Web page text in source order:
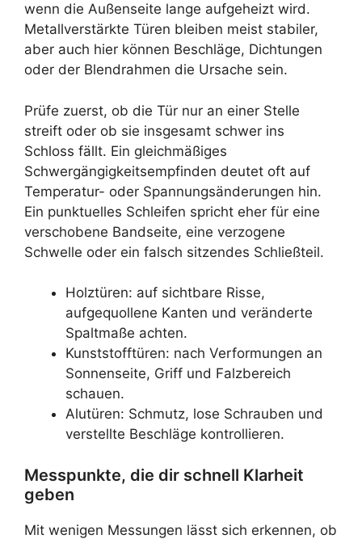
wenn die Außenseite lange aufgeheizt wird.
Metallverstärkte Türen bleiben meist stabiler,
aber auch hier können Beschläge, Dichtungen
oder der Blendrahmen die Ursache sein.
Prüfe zuerst, ob die Tür nur an einer Stelle
streift oder ob sie insgesamt schwer ins
Schloss fällt. Ein gleichmäßiges
Schwergängigkeitsempfinden deutet oft auf
Temperatur- oder Spannungsänderungen hin.
Ein punktuelles Schleifen spricht eher für eine
verschobene Bandseite, eine verzogene
Schwelle oder ein falsch sitzendes Schließteil.
Holztüren: auf sichtbare Risse,
aufgequollene Kanten und veränderte
Spaltmaße achten.
Kunststofftüren: nach Verformungen an
Sonnenseite, Griff und Falzbereich
schauen.
Alutüren: Schmutz, lose Schrauben und
verstellte Beschläge kontrollieren.
Messpunkte, die dir schnell Klarheit
geben
Mit wenigen Messungen lässt sich erkennen, ob